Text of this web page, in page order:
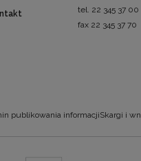
tel. 22 345 37 00
fax 22 345 37 70
publikowania informacjiSkargi i